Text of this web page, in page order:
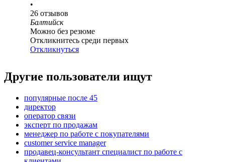
•
26 отзывов
Балтийск
Можно без резюме
Откликнитесь среди первых
Откликнуться
Другие пользователи ищут
популярные после 45
директор
оператор связи
эксперт по продажам
менеджер по работе с покупателями
customer service manager
продавец-консультант специалист по работе с